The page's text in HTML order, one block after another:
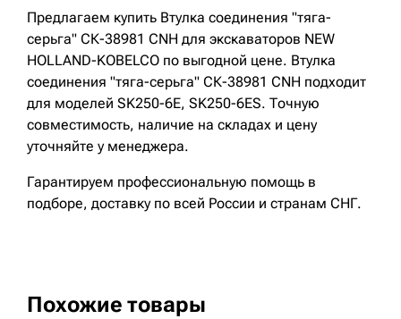
Предлагаем купить Втулка соединения "тяга-
серьга" СК-38981 CNH для экскаваторов NEW
HOLLAND-KOBELCO по выгодной цене. Втулка
соединения "тяга-серьга" СК-38981 CNH подходит
для моделей SK250-6E, SK250-6ES. Точную
совместимость, наличие на складах и цену
уточняйте у менеджера.
Гарантируем профессиональную помощь в
подборе, доставку по всей России и странам СНГ.
Похожие товары